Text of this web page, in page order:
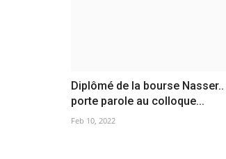
Diplômé de la bourse Nasser..
porte parole au colloque...
Feb 10, 2022